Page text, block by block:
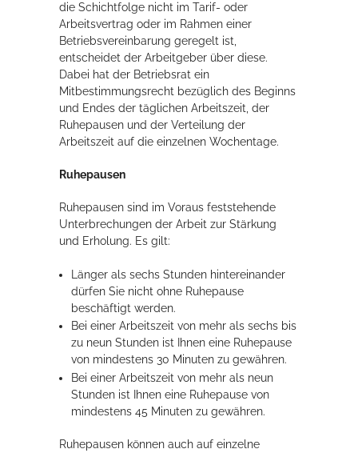
die Schichtfolge nicht im Tarif- oder
Arbeitsvertrag oder im Rahmen einer
Betriebsvereinbarung geregelt ist,
entscheidet der Arbeitgeber über diese.
Dabei hat der Betriebsrat ein
Mitbestimmungsrecht bezüglich des Beginns
und Endes der täglichen Arbeitszeit, der
Ruhepausen und der Verteilung der
Arbeitszeit auf die einzelnen Wochentage.
Ruhepausen
Ruhepausen sind im Voraus feststehende
Unterbrechungen der Arbeit zur Stärkung
und Erholung. Es gilt:
Länger als sechs Stunden hintereinander
dürfen Sie nicht ohne Ruhepause
beschäftigt werden.
Bei einer Arbeitszeit von mehr als sechs bis
zu neun Stunden ist Ihnen eine Ruhepause
von mindestens 30 Minuten zu gewähren.
Bei einer Arbeitszeit von mehr als neun
Stunden ist Ihnen eine Ruhepause von
mindestens 45 Minuten zu gewähren.
Ruhepausen können auch auf einzelne